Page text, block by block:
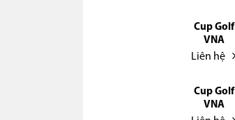
Cup Golf
VNA
Liên hệ
Cup Golf
VNA